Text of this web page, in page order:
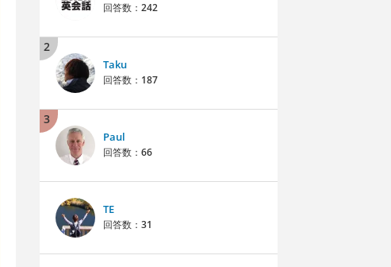
回答数： 242
2
Taku
回答数： 187
3
Paul
回答数： 66
TE
回答数： 31